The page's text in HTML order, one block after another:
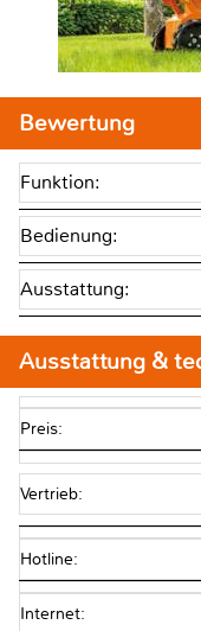
Bewertung
Funktion:
Bedienung:
Ausstattung:
Ausstattung &
Preis:
Vertrieb:
Hotline:
Internet: